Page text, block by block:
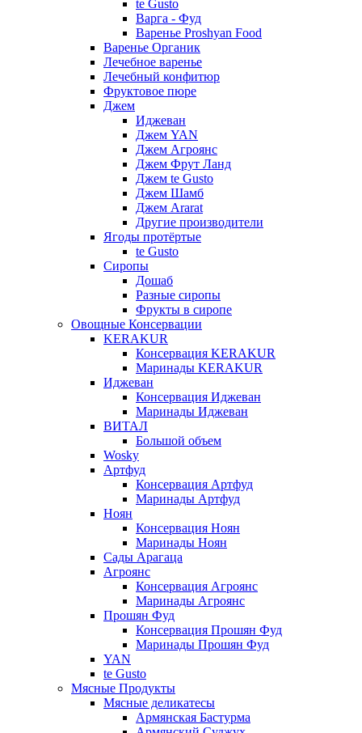
te Gusto
Варга - Фуд
Варенье Proshyan Food
Варенье Органик
Лечебное варенье
Лечебный конфитюр
Фруктовое пюре
Джем
Иджеван
Джем YAN
Джем Агроянс
Джем Фрут Ланд
Джем te Gusto
Джем Шамб
Джем Ararat
Другие производители
Ягоды протёртые
te Gusto
Сиропы
Дошаб
Разные сиропы
Фрукты в сиропе
Овощные Консервации
KERAKUR
Консервация KERAKUR
Маринады KERAKUR
Иджеван
Консервация Иджеван
Маринады Иджеван
ВИТАЛ
Большой объем
Wosky
Артфуд
Консервация Артфуд
Маринады Артфуд
Ноян
Консервация Ноян
Маринады Ноян
Сады Арагаца
Агроянс
Консервация Агроянс
Маринады Агроянс
Прошян Фуд
Консервация Прошян Фуд
Маринады Прошян Фуд
YAN
te Gusto
Мясные Продукты
Мясные деликатесы
Армянская Бастурма